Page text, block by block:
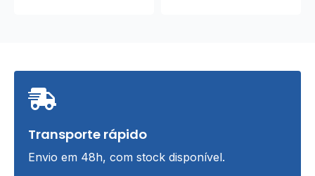
Transporte rápido
Envio em 48h, com stock disponível.